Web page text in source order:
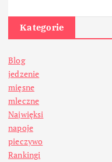
Kategorie
Blog
jedzenie
mięsne
mleczne
Najwięksi
napoje
pieczywo
Rankingi